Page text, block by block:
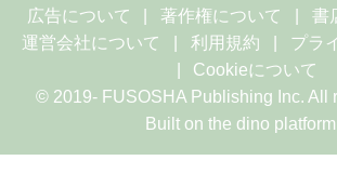
広告について 著作権について
書
運営会社について
利用規約
プラ
Cookieについて
© 2019- FUSOSHA Publishing Inc. All
Built on the dino platform